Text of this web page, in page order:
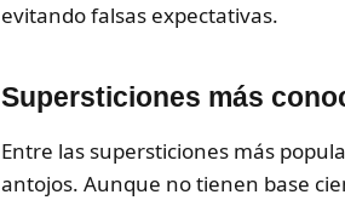
evitando falsas expectativas.
Supersticiones más
Entre las supersticiones más
antojos. Aunque no tienen base